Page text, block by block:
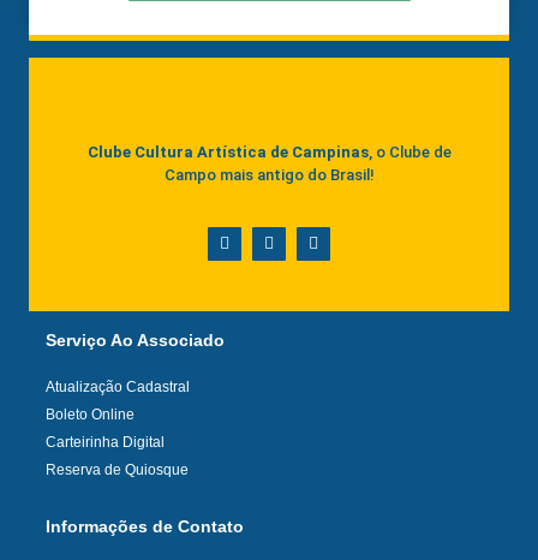
Clube Cultura Artística de Campinas, o Clube de
Campo mais antigo do Brasil!
Serviço Ao Associado
Atualização Cadastral
Boleto Online
Carteirinha Digital
Reserva de Quiosque
Informações de Contato